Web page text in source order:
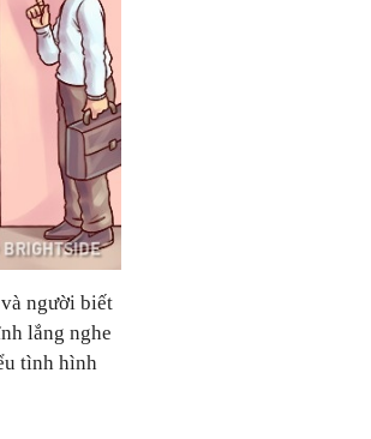
người biết
lắng nghe
tình hình